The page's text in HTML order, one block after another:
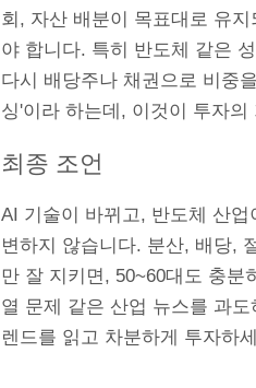
회, 자산 배분이 목표대로 유
야 합니다. 특히 반도체 같은
다시 배당주나 채권으로 비중
싱'이라 하는데, 이것이 투자의
최종 조언
AI 기술이 바뀌고, 반도체 산
변하지 않습니다. 분산, 배당,
만 잘 지키면, 50~60대도 충분
열 문제 같은 산업 뉴스를 과
렌드를 읽고 차분하게 투자하